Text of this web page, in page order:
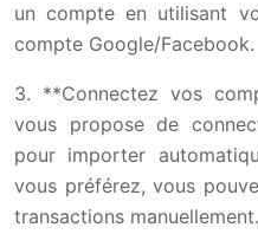
un compte en utilisant
compte Google/Facebook.
3. **Connectez vos
vous propose de
pour importer
vous préférez, vous
transactions manuellement.